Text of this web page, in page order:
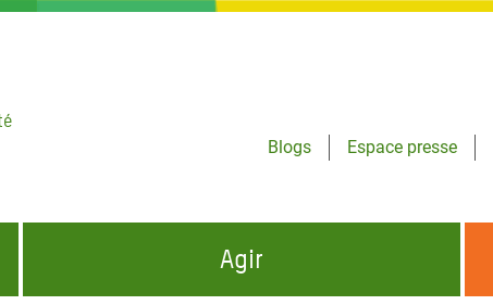
Blogs
Espace presse
Agir